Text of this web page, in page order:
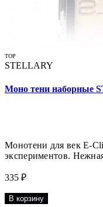
TOP
STELLARY
Моно тени наборные
Монотени для век E-
экспериментов.
335 ₽
В корзину